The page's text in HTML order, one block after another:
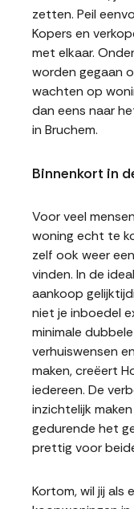
zetten. Peil
Kopers en
met elkaar.
worden gegaan
wachten op
dan eens naar
in Bruchem.
Binnenkort in
Voor veel
woning echt te
zelf ook weer
vinden. In de
aankoop
niet je inboedel
minimale
verhuiswensen
maken, creëert
iedereen. De
inzichtelijk
gedurende het
prettig voor
Kortom, wil jij als